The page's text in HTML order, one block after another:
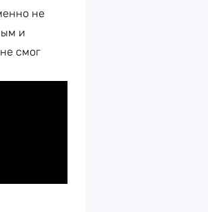
не
и
не смог